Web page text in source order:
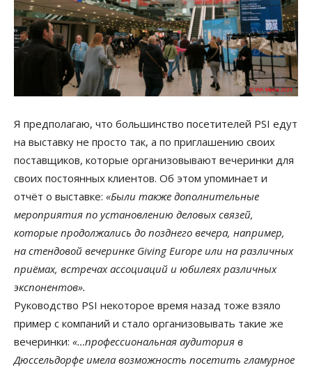
Я предполагаю, что большинство посетителей PSI едут
на выставку не просто так, а по приглашению своих
поставщиков, которые организовывают вечеринки для
своих постоянных клиентов. Об этом упоминает и
отчёт о выставке: «Были также дополнительные
мероприятия по установлению деловых связей,
которые продолжались до позднего вечера, например,
на стендовой вечеринке Giving Europe или на различных
приёмах, встречах ассоциаций и юбилеях различных
экспонентов».
Руководство PSI некоторое время назад тоже взяло
пример с компаний и стало организовывать такие же
вечеринки: «…профессиональная аудитория в
Дюссельдорфе имела возможность посетить гламурное